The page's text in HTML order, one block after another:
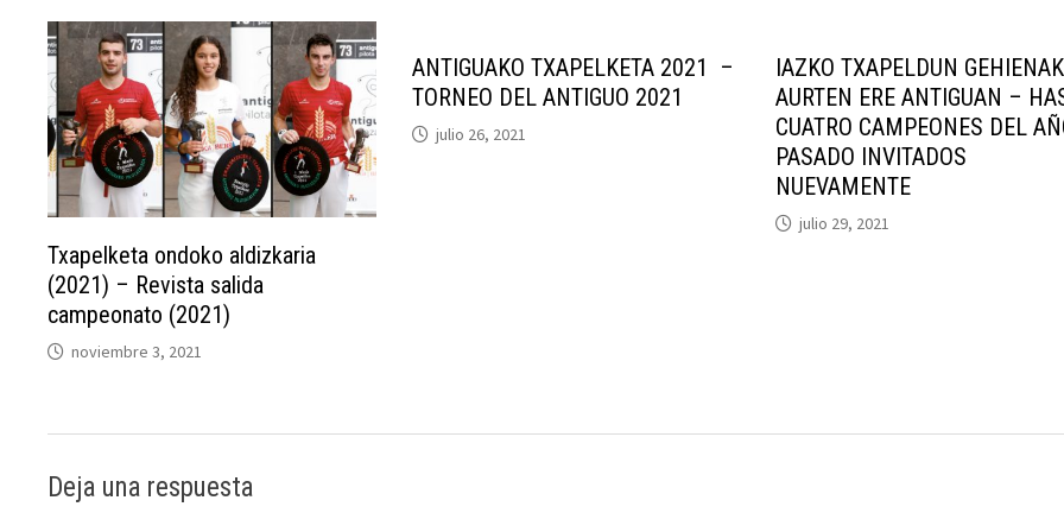
Txapelketa ondoko aldizkaria
(2021) – Revista salida
campeonato (2021)
noviembre 3, 2021
ANTIGUAKO TXAPELKETA 2021 –
TORNEO DEL ANTIGUO 2021
julio 26, 2021
IAZKO TXAPELDUN GEHIENAK
AURTEN ERE ANTIGUAN –
CUATRO CAMPEONES DEL
PASADO INVITADOS
NUEVAMENTE
julio 29, 2021
Deja una respuesta